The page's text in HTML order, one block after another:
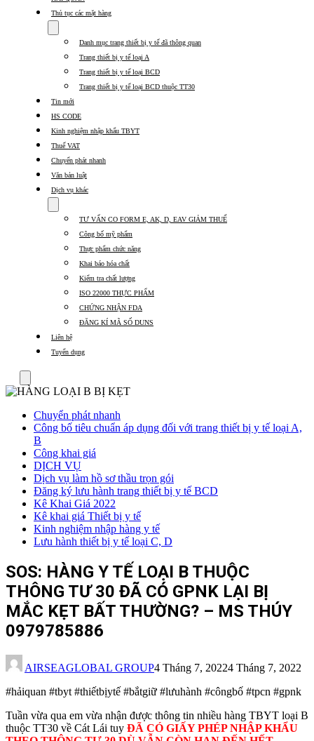
Thủ tục các mặt hàng
submenu
Thủ
tục
mặt
hàng
Danh mục trang thiết bị y tế đã thông quan
Trang thiết bị y tế loại A
Trang thiết bị y tế loại BCD
Trang thiết bị y tế loại BCD thuộc TT30
Tin mới
HS CODE
Kinh nghiệm nhập khẩu TBYT
Thuế VAT
Chuyển phát nhanh
Văn bản luật
Dịch vụ khác
submenu
Dịch
TƯ VẤN CO FORM E, AK, D, EAV GIẢM THUẾ
Công bố mỹ phẩm
Thực phẩm chức năng
Khai báo hóa chất
Kiểm tra chất lượng
ISO 22000 THỰC PHẨM
CHỨNG NHẬN FDA
ĐĂNG KÍ MÃ SỐ DUNS
Liên hệ
Tuyển dụng
Chuyển phát nhanh
Công bố tiêu chuẩn áp dụng đối với trang thiết bị y tế loại A,
B
Công khai giá
DỊCH VỤ
Dịch vụ làm hồ sơ thầu trọn gói
Đăng ký lưu hành trang thiết bị y tế BCD
Kê Khai Giá 2022
Kê khai giá Thiết bị y tế
Kinh nghiệm nhập hàng y tế
Lưu hành thiết bị y tế loại C, D
SOS: HÀNG Y TẾ LOẠI B THUỘC
THÔNG TƯ 30 ĐÃ CÓ GPNK LẠI BỊ
MẮC KẸT BẤT THƯỜNG? – MS THÚY
0979785886
AIRSEAGLOBAL GROUP4 Tháng 7, 20224 Tháng 7, 2022
#hảiquan #tbyt #thiếtbịytế #bắtgiữ #lưuhành #côngbố #tpcn #gpnk
Tuần vừa qua em vừa nhận được thông tin nhiều hàng TBYT loại B
thuộc TT30 về Cát Lái tuy ĐÃ CÓ GIẤY PHÉP NHẬP KHẨU